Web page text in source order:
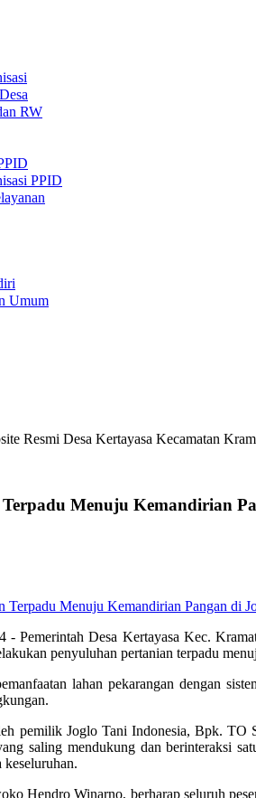
RW
PPID
Umum
Resmi Desa Kertayasa Kecamatan
Menuju Kemandirian
- Pemerintah Desa Kertayasa Kec.
penyuluhan pertanian terpadu
lahan pekarangan dengan
pemilik Joglo Tani Indonesia, Bpk. TO
saling mendukung dan berinteraksi
keseluruhan.
Hendro Winarno, berharap seluruh